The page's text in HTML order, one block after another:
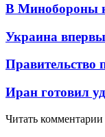
В Минобороны
Украина
Правительство
Иран готовил
Читать комментарии